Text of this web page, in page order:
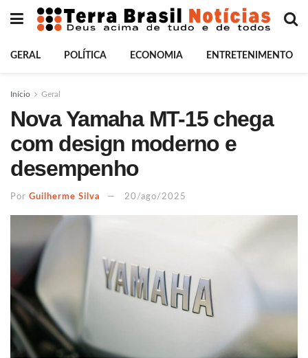
GERAL POLÍTICA ECONOMIA ENTRETENIMENTO
Início Geral
Nova Yamaha MT-15 chega
com design moderno e
desempenho
Por Guilherme Silva 20/ago/2025